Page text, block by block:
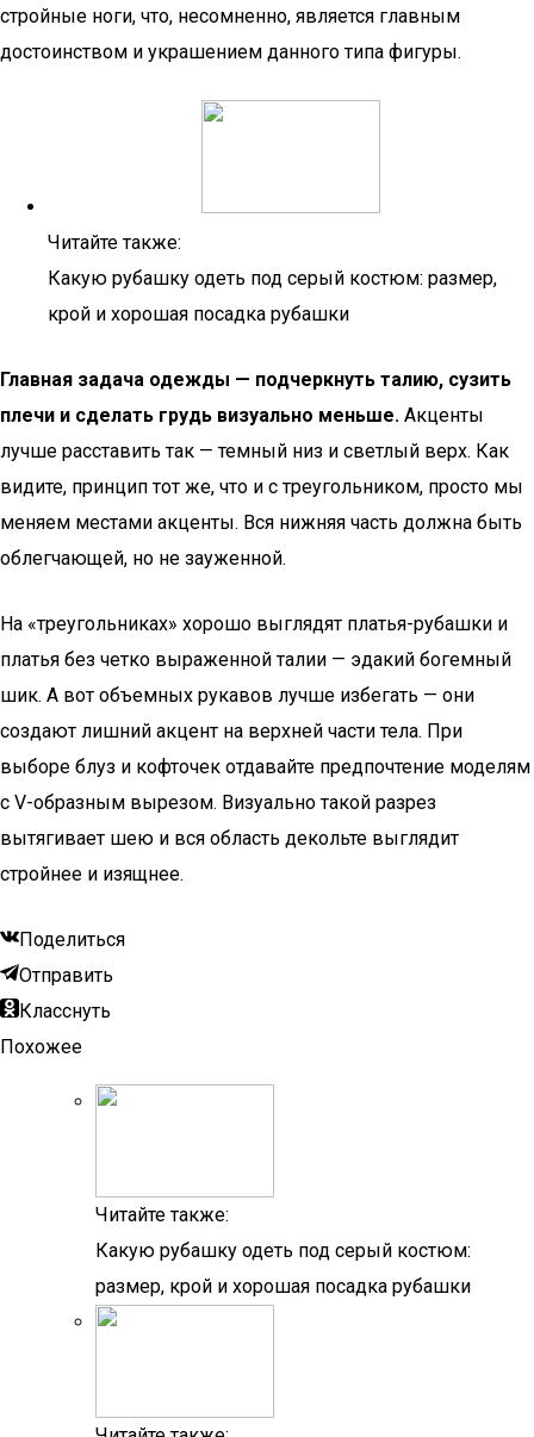
стройные ноги, что, несомненно, является главным
достоинством и украшением данного типа фигуры.
Читайте также:
Какую рубашку одеть под серый костюм: размер,
крой и хорошая посадка рубашки
Главная задача одежды — подчеркнуть талию, сузить
плечи и сделать грудь визуально меньше. Акценты
лучше расставить так — темный низ и светлый верх. Как
видите, принцип тот же, что и с треугольником, просто мы
меняем местами акценты. Вся нижняя часть должна быть
облегчающей, но не зауженной.
На «треугольниках» хорошо выглядят платья-рубашки и
платья без четко выраженной талии — эдакий богемный
шик. А вот объемных рукавов лучше избегать — они
создают лишний акцент на верхней части тела. При
выборе блуз и кофточек отдавайте предпочтение моделям
с V-образным вырезом. Визуально такой разрез
вытягивает шею и вся область декольте выглядит
стройнее и изящнее.
Поделиться
Отправить
Класснуть
Похожее
Читайте также:
Какую рубашку одеть под серый костюм:
размер, крой и хорошая посадка рубашки